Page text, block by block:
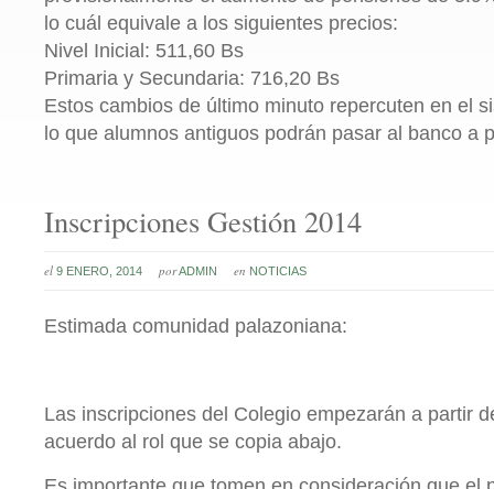
lo cuál equivale a los siguientes precios:
Nivel Inicial: 511,60 Bs
Primaria y Secundaria: 716,20 Bs
Estos cambios de último minuto repercuten en el
lo que alumnos antiguos podrán pasar al banco a
Inscripciones Gestión 2014
el 9 ENERO, 2014 porADMIN en NOTICIAS
Estimada comunidad palazoniana:
Las inscripciones del Colegio empezarán a partir
acuerdo al rol que se copia abajo.